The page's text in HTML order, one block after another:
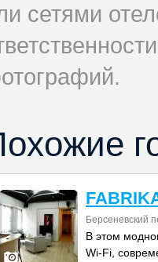
сетями
Берсеневский
В этом
Wi-Fi,